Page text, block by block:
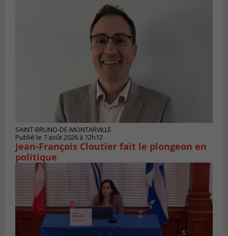
SAINT-BRUNO-DE-MONTARVILLE
Publié le 7 août 2026 à 12h12
Jean-François Cloutier fait le plongeon en
politique